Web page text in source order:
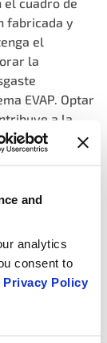
and
analytics
consent to
Privacy Policy
fabricada y
el
la
EVAP. Optar
a la
la
sensors that
for